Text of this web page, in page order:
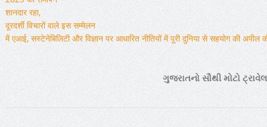
ગુજરાતનો સૌથી મોટો